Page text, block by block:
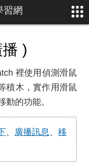
習網
)
裡使用偵測滑鼠
積木，實作用滑鼠
動的功能。
、 廣播訊息、 移